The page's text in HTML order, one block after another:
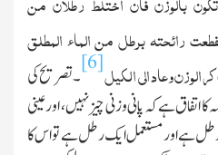
رائحتہ برطل من الماء المطلق
الوزن وعاد الی الکیل[6]۔ تصریح کی
اتفاق ہے کہ پانی وزنی چیز نہیں ، اور عینی
رطل ہے اور مستعمل ایك رطل ہے تو اس کا